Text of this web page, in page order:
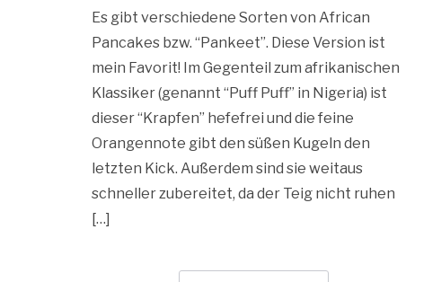
Es gibt verschiedene Sorten von African
Pancakes bzw. “Pankeet”. Diese Version ist
mein Favorit! Im Gegenteil zum afrikanischen
Klassiker (genannt “Puff Puff” in Nigeria) ist
dieser “Krapfen” hefefrei und die feine
Orangennote gibt den süßen Kugeln den
letzten Kick. Außerdem sind sie weitaus
schneller zubereitet, da der Teig nicht ruhen
[…]